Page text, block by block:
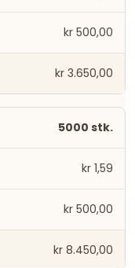
kr 500,00
kr 3.650,00
5000 stk.
kr 1,59
kr 500,00
kr 8.450,00